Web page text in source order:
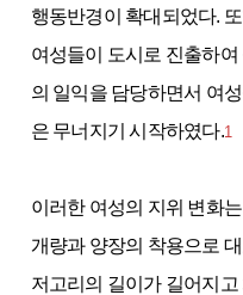
행동반경이 확대되었다.
여성들이 도시로 진출하
의 일익을 담당하면서 여
은 무너지기 시작하였다.1
이러한 여성의 지위 변화
개량과 양장의 착용으로
저고리의 길이가 길어지